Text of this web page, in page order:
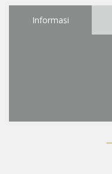
Informasi